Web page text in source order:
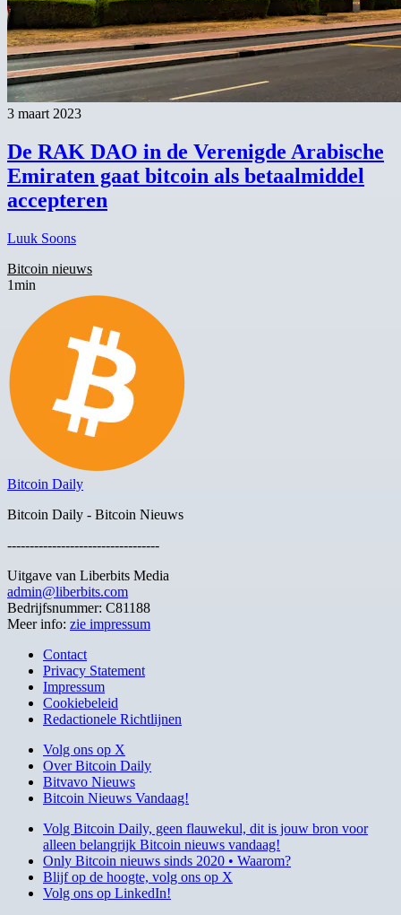
3 maart 2023
De RAK DAO in de Verenigde Arabische
Emiraten gaat bitcoin als betaalmiddel
accepteren
Luuk Soons
Bitcoin nieuws
1min
Bitcoin Daily
Bitcoin Daily - Bitcoin Nieuws
----------------------------------
Uitgave van Liberbits Media
admin@liberbits.com
Bedrijfsnummer: C81188
Meer info: zie impressum
Contact
Privacy Statement
Impressum
Cookiebeleid
Redactionele Richtlijnen
Volg ons op X
Over Bitcoin Daily
Bitvavo Nieuws
Bitcoin Nieuws Vandaag!
Volg Bitcoin Daily, geen flauwekul, dit is jouw bron voor
alleen belangrijk Bitcoin nieuws vandaag!
Only Bitcoin nieuws sinds 2020 • Waarom?
Blijf op de hoogte, volg ons op X
Volg ons op LinkedIn!